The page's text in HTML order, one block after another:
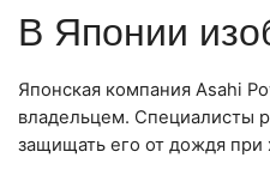
В Японии
Японская компания Asahi
владельцем. Специалисты
защищать его от дождя при